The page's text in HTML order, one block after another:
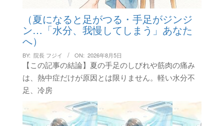
（夏になると足がつる・手足がジンジ
ン…「水分、我慢してしまう」あなた
へ）
BY: 院長 フジイ ON: 2026年8月5日
【この記事の結論】夏の手足のしびれや筋肉の痛み
は、熱中症だけが原因とは限りません。軽い水分不
足、冷房